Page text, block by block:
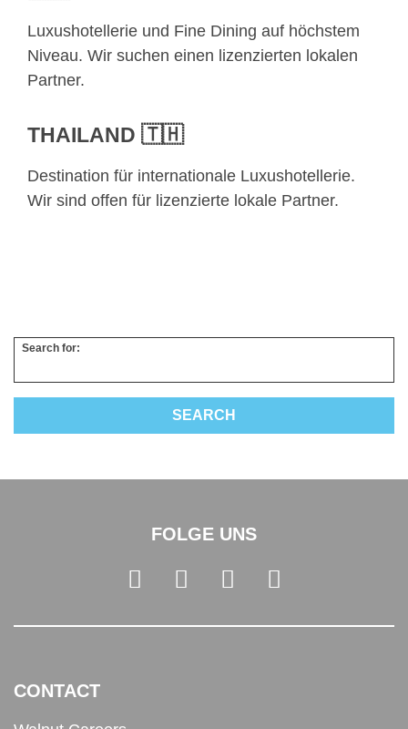
Luxushotellerie und Fine Dining auf höchstem
Niveau. Wir suchen einen lizenzierten lokalen
Partner.
THAILAND 🇹🇭
Destination für internationale Luxushotellerie.
Wir sind offen für lizenzierte lokale Partner.
Search for:
FOLGE UNS
CONTACT